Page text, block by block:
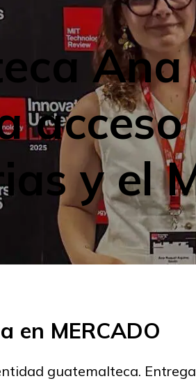
Ana
y el
en MERCADO
guatemalteca.